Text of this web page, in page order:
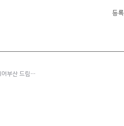
등
어부산 드림…